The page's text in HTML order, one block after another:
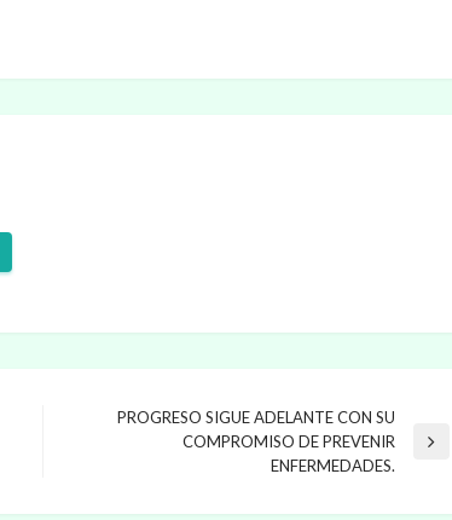
PROGRESO SIGUE ADELANTE CON SU
COMPROMISO DE PREVENIR
ENFERMEDADES.